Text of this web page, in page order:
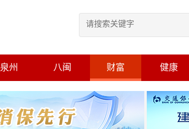
泉州 八闽 财富 健康